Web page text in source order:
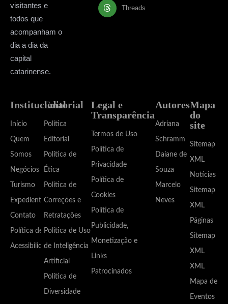
visitantes e
todos que
acompanham o
dia a dia da
capital
catarinense.
Threads
Institucional
Início
Quem
Somos
Negócios
Turismo
Expediente
Contato
Política de
Acessibilidade
Editorial
Política
Editorial
Política de
Ética
Política de
Correções e
Retratações
Política de Uso
de Inteligência
Artificial
Política de
Diversidade
Legal e
Transparência
Termos de Uso
Política de
Privacidade
Política de
Cookies
Política de
Publicidade,
Monetização e
Links
Patrocinados
Autores
Adriana
Schramm
Daiane de
Souza
Marcelo
Neves
Mapa
do
site
Sitemap
XML
Notícias
Sitemap
XML
Páginas
Sitemap
XML
XML
Mapa de
Eventos